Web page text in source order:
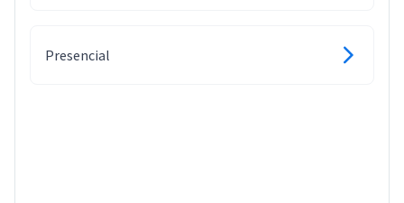
Presencial